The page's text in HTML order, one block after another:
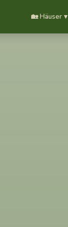
🏡 Häuser ▾